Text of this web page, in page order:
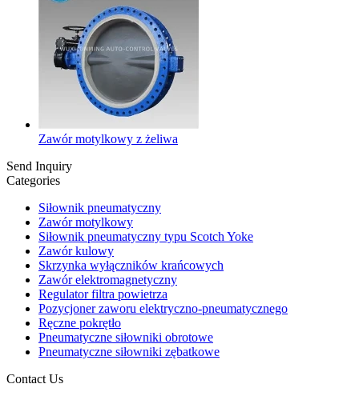
Zawór motylkowy z żeliwa
Send Inquiry
Categories
Siłownik pneumatyczny
Zawór motylkowy
Siłownik pneumatyczny typu Scotch Yoke
Zawór kulowy
Skrzynka wyłączników krańcowych
Zawór elektromagnetyczny
Regulator filtra powietrza
Pozycjoner zaworu elektryczno-pneumatycznego
Ręczne pokrętło
Pneumatyczne siłowniki obrotowe
Pneumatyczne siłowniki zębatkowe
Contact Us